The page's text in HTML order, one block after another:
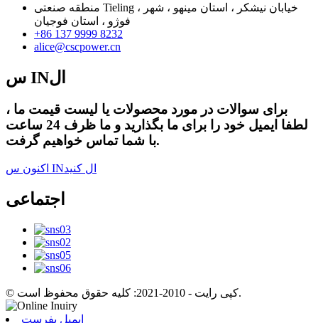
منطقه صنعتی Tieling ، خیابان نیشکر ، استان مینهو ، شهر
فوژو ، استان فوجیان
+86 137 9999 8232
alice@cscpower.cn
س INال
برای سوالات در مورد محصولات یا لیست قیمت ما ،
لطفا ایمیل خود را برای ما بگذارید و ما ظرف 24 ساعت
با شما تماس خواهیم گرفت.
اکنون س INال کنید
اجتماعی
© کپی رایت - 2010-2021: کلیه حقوق محفوظ است.
ایمیل بفرست